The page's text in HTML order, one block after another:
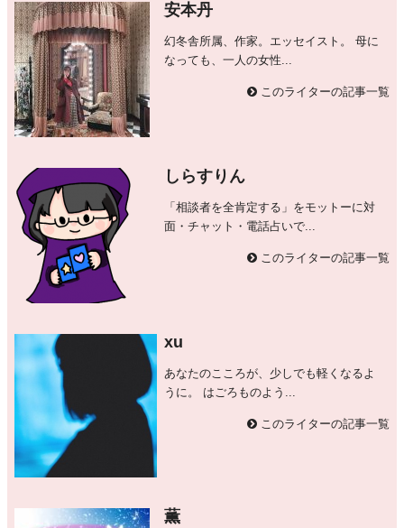
安本丹
幻冬舎所属、作家。エッセイスト。 母に
なっても、一人の女性...
このライターの記事一覧
しらすりん
「相談者を全肯定する」をモットーに対
面・チャット・電話占いで...
このライターの記事一覧
xu
あなたのこころが、少しでも軽くなるよ
うに。 はごろものよう...
このライターの記事一覧
薫